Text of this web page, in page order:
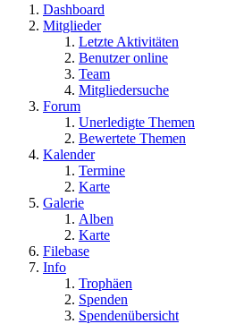
Dashboard
Mitglieder
Letzte Aktivitäten
Benutzer online
Team
Mitgliedersuche
Forum
Unerledigte Themen
Bewertete Themen
Kalender
Termine
Karte
Galerie
Alben
Karte
Filebase
Info
Trophäen
Spenden
Spendenübersicht